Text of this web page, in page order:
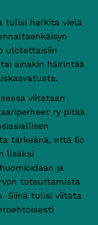
tulisi harkita vielä
ulotettaisiin
ainakin häirintää
viitataan
ry pitää
tärkeänä, että 6c
lisäksi
ja
toteuttamista
Siinä tulisi viitata